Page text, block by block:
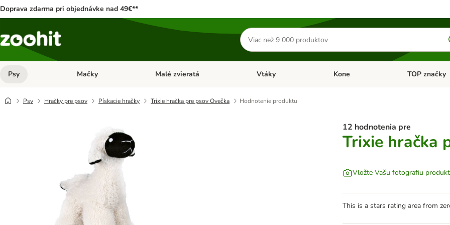
Doprava zdarma pri objednávke nad 49€**
Hľadať
produkty
Psy Otvoriť menu: Psy
Mačky Otvoriť menu: Mačky
Malé zvieratá Otvoriť menu: Malé zvieratá
Vtáky Otvoriť menu: Vtáky
Kone Otvoriť menu:
TOP značky
Psy Hračky pre psov Pískacie hračky Trixie hračka pre psov Ovečka Hodnotenie produktu
12 hodnotenia pre
Trixie hračka
Vložte Vašu fotografiu
This is a stars rating area from